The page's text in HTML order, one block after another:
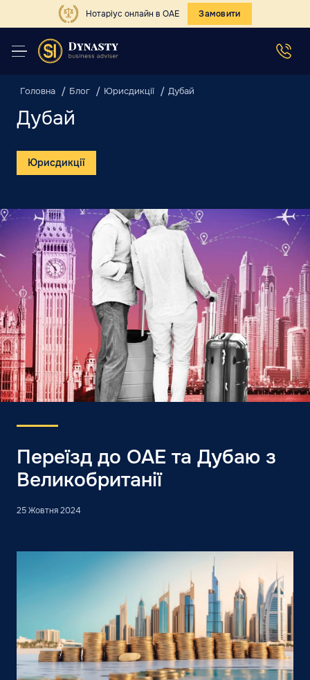
Нотаріус онлайн в ОАЕ Замовити
Головна Блог Юрисдикції Дубай
Дубай
Юрисдикції
Переїзд до ОАЕ та Дубаю з
Великобританії
25 Жовтня 2024